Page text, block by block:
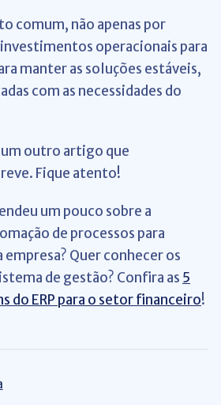
comum, não apenas por
operacionais para
manter as soluções estáveis,
com as necessidades do
um outro artigo que
Fique atento!
um pouco sobre a
de processos para
empresa? Quer conhecer os
de gestão? Confira as 5
do ERP para o setor financeiro!